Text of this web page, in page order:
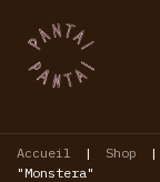
Accueil | Shop |
"Monstera"